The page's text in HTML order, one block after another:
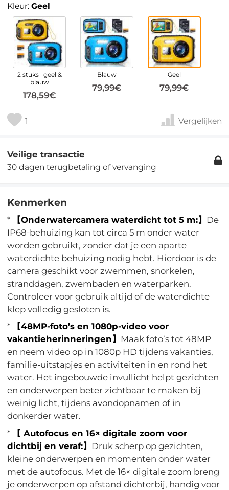
Kleur:Geel
2 stuks · geel &
blauw
178,59€
Blauw
79,99€
Geel
79,99€
1 Vergelijken
Veilige transactie
30 dagen terugbetaling of vervanging
Kenmerken
* 【Onderwatercamera waterdicht tot 5 m:】 De
IP68-behuizing kan tot circa 5 m onder water
worden gebruikt, zonder dat je een aparte
waterdichte behuizing nodig hebt. Hierdoor is de
camera geschikt voor zwemmen, snorkelen,
stranddagen, zwembaden en waterparken.
Controleer voor gebruik altijd of de waterdichte
klep volledig gesloten is.
*
【48MP-foto’s en 1080p-video voor
vakantieherinneringen】 Maak foto’s tot 48MP
en neem video op in 1080p HD tijdens vakanties,
familie-uitstapjes en activiteiten in en rond het
water. Het ingebouwde invullicht helpt gezichten
en onderwerpen beter zichtbaar te maken bij
weinig licht, tijdens avondopnamen of in
donkerder water.
*
【 Autofocus en 16× digitale zoom voor
dichtbij en veraf:】 Druk scherp op gezichten,
kleine onderwerpen en momenten onder water
met de autofocus. Met de 16× digitale zoom breng
je onderwerpen op afstand dichterbij, handig voor